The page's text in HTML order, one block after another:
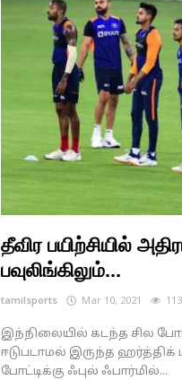
தீவிர பயிற்சியில்
பவுலிங்கிலும்...
tamilsports Mar 10, 2021
இந்நிலையில் கடந்த சில
ஈடுபடாமல் இருந்த ஹர்த்திக்
போட்டிக்கு ஃபுல் ஃபார்மில்...